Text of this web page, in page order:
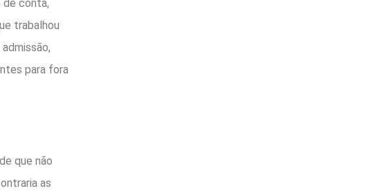
de conta,
trabalhou
para fora
que não
as